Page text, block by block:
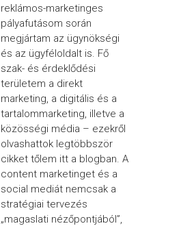
reklámos-marketinges
pályafutásom során
megjártam az ügynökségi
és az ügyféloldalt is. Fő
szak- és érdeklődési
területem a direkt
marketing, a digitális és a
tartalommarketing, illetve a
közösségi média – ezekről
olvashattok legtöbbször
cikket tőlem itt a blogban. A
content marketinget és a
social mediát nemcsak a
stratégiai tervezés
„magaslati nézőpontjából”,